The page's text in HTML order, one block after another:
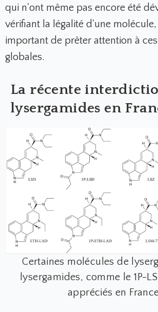
qui n'ont même pas encore été
vérifiant la légalité d'une
important de prêter attention à
globales.
La récente
lysergamides en
Certaines molécules de
lysergamides, comme le 1P-
appréciés en